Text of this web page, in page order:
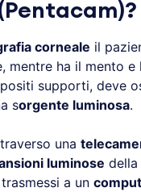
corneale il
mentre ha il mento
supporti, deve
sorgente luminosa.
una
luminose della
a un